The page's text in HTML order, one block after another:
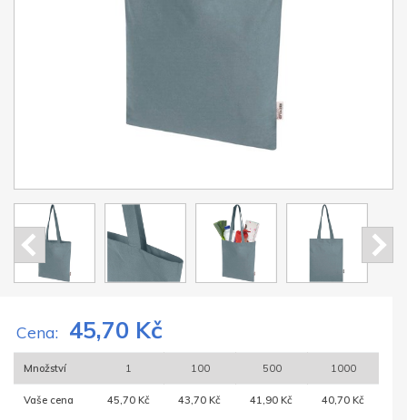
Cena: 45,70 Kč
Množství 1 100 500 1000
Vaše cena 45,70 Kč 43,70 Kč 41,90 Kč 40,70 Kč